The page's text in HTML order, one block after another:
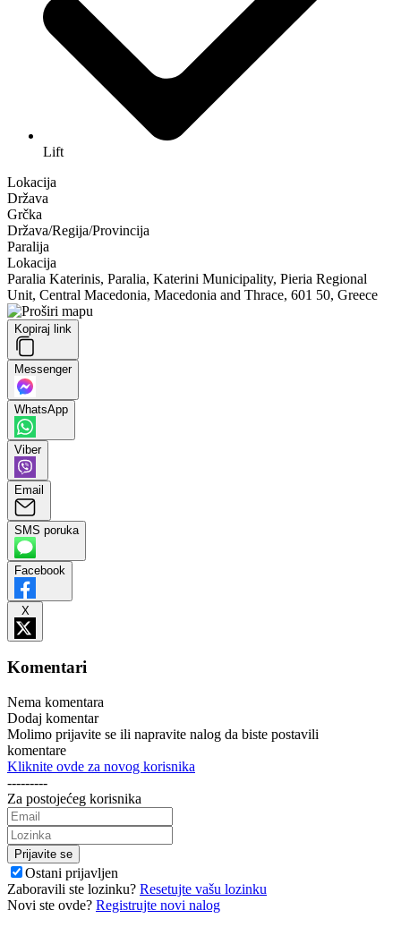
Lift
Lokacija
Država
Grčka
Država/Regija/Provincija
Paralija
Lokacija
Paralia Katerinis, Paralia, Katerini Municipality, Pieria Regional
Unit, Central Macedonia, Macedonia and Thrace, 601 50, Greece
Kopiraj link
Messenger
WhatsApp
Viber
Email
SMS poruka
Facebook
X
Komentari
Nema komentara
Dodaj komentar
Molimo prijavite se ili napravite nalog da biste postavili
komentare
Kliknite ovde za novog korisnika
---------
Za postojećeg korisnika
Ostani prijavljen
Zaboravili ste lozinku? Resetujte vašu lozinku
Novi ste ovde? Registrujte novi nalog